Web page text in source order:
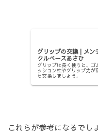
グリップの交換 | メン
クルベースあさひ
グリップは長く使うと、ゴ
ッション性やグリップ力が
ら交換しましょう。
これらが参考になるでし